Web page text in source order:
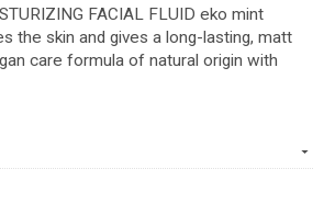
FACIAL FLUID eko mint
the skin and gives a long-lasting, matt
care formula of natural origin with
salicylic acid from the willow bark
and regulates the fat and moisture
ml